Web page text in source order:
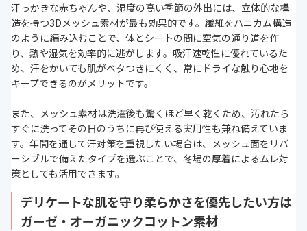
汗っかきな赤ちゃんや、湿度の高い季節の外出には、立体的な構
造を持つ3Dメッシュ素材が最も効果的です。繊維をハニカム構造
のように編み込むことで、体とシートの間に空気の通り道を作
り、熱や湿気を効率的に逃がします。吸汗速乾性に優れているた
め、汗をかいても肌がベタつきにくく、常にドライな触り心地を
キープできるのがメリットです。
また、メッシュ素材は洗濯後も驚くほど早く乾くため、汚れたら
すぐに洗ってその日のうちに再び使える実用性も兼ね備えていま
す。年間を通して汗対策を重視したい場合は、メッシュ面をリバ
ーシブルで備えたタイプを選ぶことで、冬場の厚着によるムレ対
策としても活用できます。
デリケートな肌を守り柔らかさを優先したい方は
ガーゼ・オーガニックコットン素材